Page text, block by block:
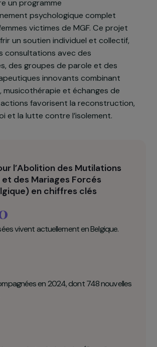
droits humains et laissent des
et psychologiques
à ces besoins, le GAMS Belgique
un programme
psychologique complet
femmes victimes de MGF. Ce projet
un soutien individuel et collectif,
innovants combinant
musicothérapie et échanges de
actions favorisent la
et des Mariages Forcés
en chiffres clés
vivent actuellement en Belgique.